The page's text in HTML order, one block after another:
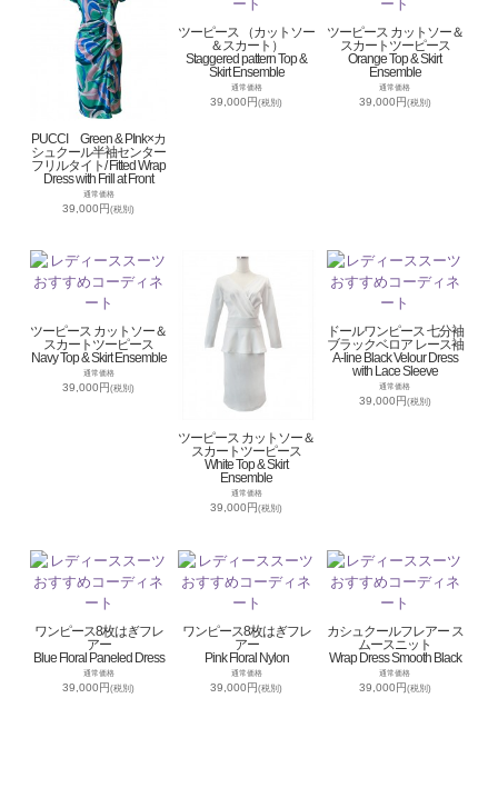
PUCCI Green & PInk×カ
シュクール半袖センター
フリルタイト/ Fitted Wrap
Dress with Frill at Front
通常価格
39,000円(税別)
ツーピース （カットソー
＆スカート）
Staggered pattern Top &
Skirt Ensemble
通常価格
39,000円(税別)
ツーピース カットソー＆
スカートツーピース
Orange Top & Skirt
Ensemble
通常価格
39,000円(税別)
ツーピース カットソー＆
スカートツーピース
Navy Top & Skirt Ensemble
通常価格
39,000円(税別)
ツーピース カットソー＆
スカートツーピース
White Top & Skirt
Ensemble
通常価格
39,000円(税別)
ドールワンピース 七分袖
ブラックベロア レース袖
A-line Black Velour Dress
with Lace Sleeve
通常価格
39,000円(税別)
ワンピース8枚はぎフレ
アー
Blue Floral Paneled Dress
通常価格
39,000円(税別)
ワンピース8枚はぎフレ
アー
Pink Floral Nylon
通常価格
39,000円(税別)
カシュクールフレアー ス
ムースニット
Wrap Dress Smooth Black
通常価格
39,000円(税別)